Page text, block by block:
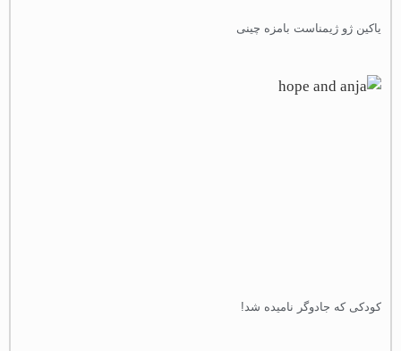
ژو ژیمناست بامزه چینی
که جادوگر نامیده شد!